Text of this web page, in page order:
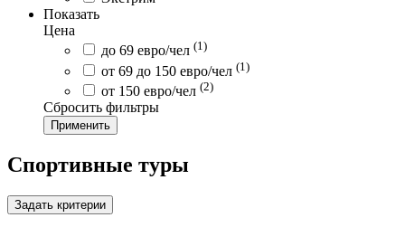
Показать
Цена
до 69 евро/чел (1)
от 69 до 150 евро/чел (1)
от 150 евро/чел (2)
Сбросить фильтры
Применить
Спортивные туры
Задать критерии